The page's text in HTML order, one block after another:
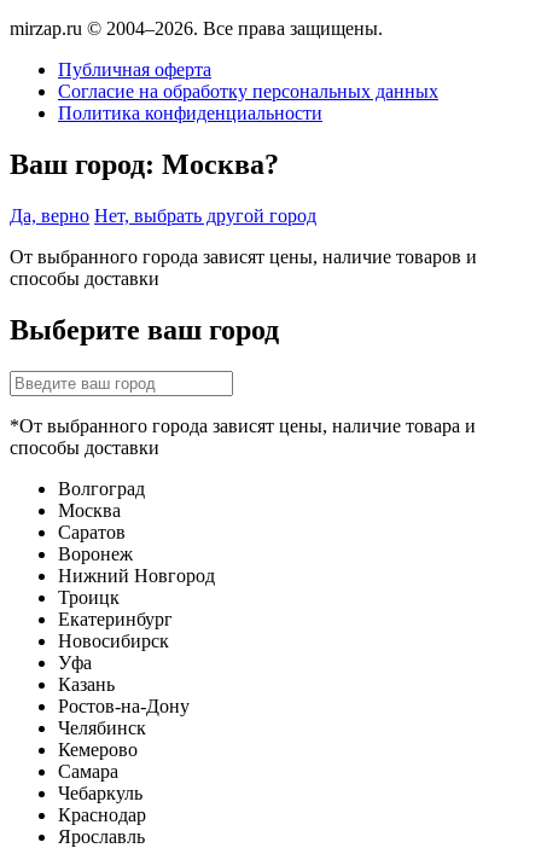
mirzap.ru © 2004–2026. Все права защищены.
Публичная оферта
Согласие на обработку персональных данных
Политика конфиденциальности
Ваш город: Москва?
Да, верно Нет, выбрать другой город
От выбранного города зависят цены, наличие товаров и
способы доставки
Выберите ваш город
*От выбранного города зависят цены, наличие товара и
способы доставки
Волгоград
Москва
Саратов
Воронеж
Нижний Новгород
Троицк
Екатеринбург
Новосибирск
Уфа
Казань
Ростов-на-Дону
Челябинск
Кемерово
Самара
Чебаркуль
Краснодар
Ярославль